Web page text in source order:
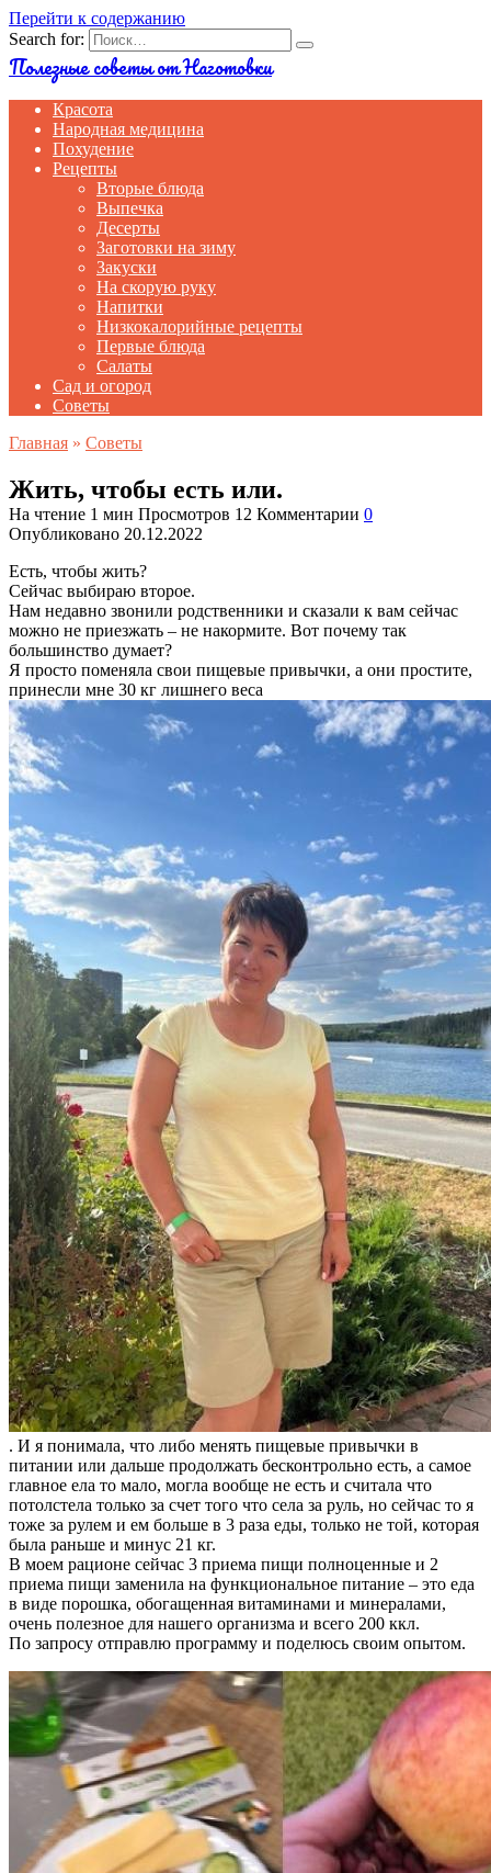
Перейти к содержанию
Search for:
Полезные советы от Наготовки
Красота
Народная медицина
Похудение
Рецепты
Вторые блюда
Выпечка
Десерты
Заготовки на зиму
Закуски
На скорую руку
Напитки
Низкокалорийные рецепты
Первые блюда
Салаты
Сад и огород
Советы
Главная » Советы
Жить, чтобы есть или.
На чтение 1 мин Просмотров 12 Комментарии 0
Опубликовано 20.12.2022
Есть, чтобы жить?
Сейчас выбираю второе.
Нам недавно звонили родственники и сказали к вам сейчас
можно не приезжать – не накормите. Вот почему так
большинство думает?
Я просто поменяла свои пищевые привычки, а они простите,
принесли мне 30 кг лишнего веса
. И я понимала, что либо менять пищевые привычки в
питании или дальше продолжать бесконтрольно есть, а самое
главное ела то мало, могла вообще не есть и считала что
потолстела только за счет того что села за руль, но сейчас то я
тоже за рулем и ем больше в 3 раза еды, только не той, которая
была раньше и минус 21 кг.
В моем рационе сейчас 3 приема пищи полноценные и 2
приема пищи заменила на функциональное питание – это еда
в виде порошка, обогащенная витаминами и минералами,
очень полезное для нашего организма и всего 200 ккл.
По запросу отправлю программу и поделюсь своим опытом.